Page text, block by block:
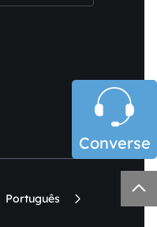
Português  

Converse